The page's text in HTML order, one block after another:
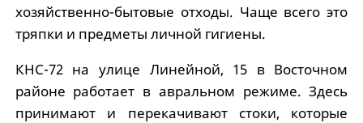
хозяйственно-бытовые отходы. Чаще всего это
тряпки и предметы личной гигиены.
КНС-72 на улице Линейной, 15 в Восточном
районе работает в авральном режиме. Здесь
принимают и перекачивают стоки, которые